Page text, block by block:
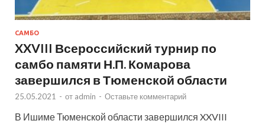
САМБО
XXVIII Всероссийский турнир по
самбо памяти Н.П. Комарова
завершился в Тюменской области
25.05.2021 - от admin - Оставьте комментарий
В Ишиме Тюменской области завершился XXVIII